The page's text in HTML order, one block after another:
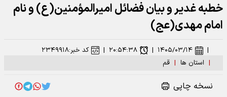
خطبه غدیر و بیان فضائل امیرالمؤمنین(ع) و نام
امام مهدی(عج)
| استان ها | قم
| ۱۴۰۵/۰۳/۱۴ | ۲۰:۵۴:۳۸ | کد خبر:۲۳۴۹۹۱۸
نسخه چاپی